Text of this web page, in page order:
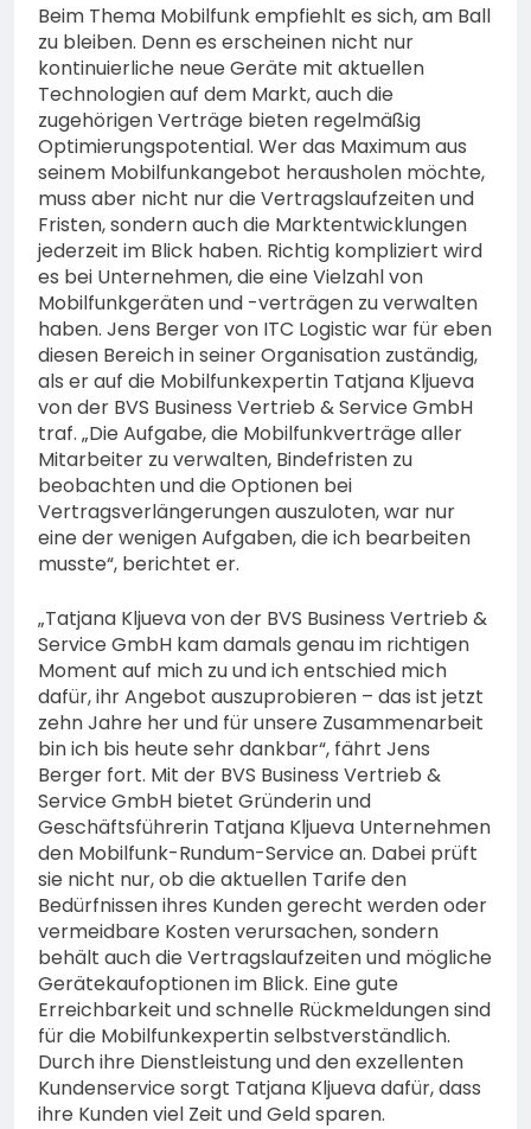
Beim Thema Mobilfunk empfiehlt es sich, am Ball
zu bleiben. Denn es erscheinen nicht nur
kontinuierliche neue Geräte mit aktuellen
Technologien auf dem Markt, auch die
zugehörigen Verträge bieten regelmäßig
Optimierungspotential. Wer das Maximum aus
seinem Mobilfunkangebot herausholen möchte,
muss aber nicht nur die Vertragslaufzeiten und
Fristen, sondern auch die Marktentwicklungen
jederzeit im Blick haben. Richtig kompliziert wird
es bei Unternehmen, die eine Vielzahl von
Mobilfunkgeräten und -verträgen zu verwalten
haben. Jens Berger von ITC Logistic war für eben
diesen Bereich in seiner Organisation zuständig,
als er auf die Mobilfunkexpertin Tatjana Kljueva
von der BVS Business Vertrieb & Service GmbH
traf. „Die Aufgabe, die Mobilfunkverträge aller
Mitarbeiter zu verwalten, Bindefristen zu
beobachten und die Optionen bei
Vertragsverlängerungen auszuloten, war nur
eine der wenigen Aufgaben, die ich bearbeiten
musste“, berichtet er.
„Tatjana Kljueva von der BVS Business Vertrieb &
Service GmbH kam damals genau im richtigen
Moment auf mich zu und ich entschied mich
dafür, ihr Angebot auszuprobieren – das ist jetzt
zehn Jahre her und für unsere Zusammenarbeit
bin ich bis heute sehr dankbar“, fährt Jens
Berger fort. Mit der BVS Business Vertrieb &
Service GmbH bietet Gründerin und
Geschäftsführerin Tatjana Kljueva Unternehmen
den Mobilfunk-Rundum-Service an. Dabei prüft
sie nicht nur, ob die aktuellen Tarife den
Bedürfnissen ihres Kunden gerecht werden oder
vermeidbare Kosten verursachen, sondern
behält auch die Vertragslaufzeiten und mögliche
Gerätekaufoptionen im Blick. Eine gute
Erreichbarkeit und schnelle Rückmeldungen sind
für die Mobilfunkexpertin selbstverständlich.
Durch ihre Dienstleistung und den exzellenten
Kundenservice sorgt Tatjana Kljueva dafür, dass
ihre Kunden viel Zeit und Geld sparen.